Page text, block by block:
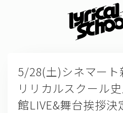
5/28(土)シネマート
リリカルスクール
館LIVE&舞台挨拶決
PROFILE